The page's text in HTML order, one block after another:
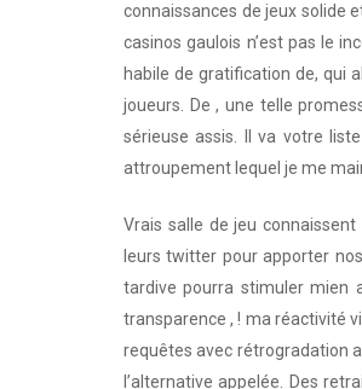
connaissances de jeux solide
casinos gaulois n’est pas le
habile de gratification de, qui
joueurs. De , une telle
sérieuse assis. Il va votre
attroupement lequel je me
Vrais salle de jeu
leurs twitter pour apporter
tardive pourra stimuler mien
transparence , ! ma réactivité
requêtes avec rétrogradation
l’alternative appelée. Des